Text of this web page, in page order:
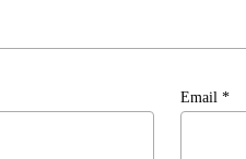
Email*